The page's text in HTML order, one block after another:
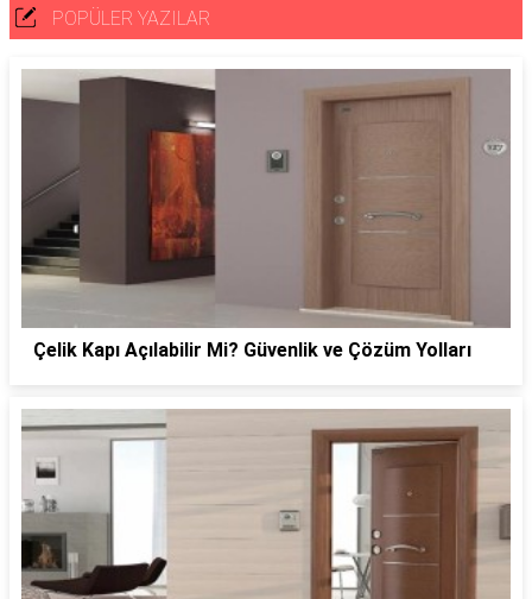
POPÜLER YAZILAR
Çelik Kapı Açılabilir Mi? Güvenlik ve Çözüm Yolları